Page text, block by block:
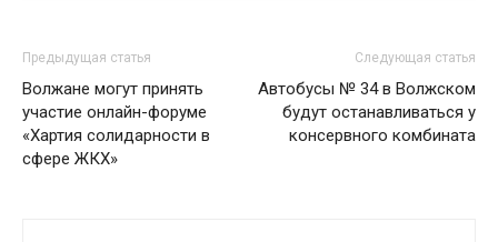
Предыдущая статья
Волжане могут принять
участие онлайн-форуме
«Хартия солидарности в
сфере ЖКХ»
Следующая статья
Автобусы № 34 в Волжском
будут останавливаться у
консервного комбината